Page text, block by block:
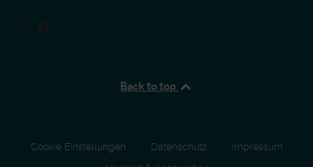
Back to top
Cookie Einstellungen Datenschutz
Impressum